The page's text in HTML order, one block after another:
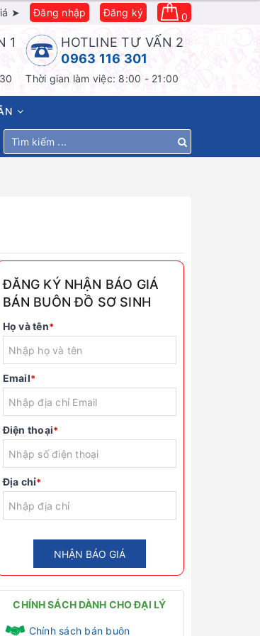
➤ Đăng nhập Đăng ký 0
1
HOTLINE TƯ VẤN 2
0963 116 301
Thời gian làm việc: 8:00 - 21:00
ĐĂNG KÝ NHẬN BÁO GIÁ
BÁN BUÔN ĐỒ SƠ SINH
Họ và tên*
Email*
Điện thoại*
Địa chỉ*
NHẬN BÁO GIÁ
CHÍNH SÁCH DÀNH CHO ĐẠI LÝ
Chính sách bán buôn